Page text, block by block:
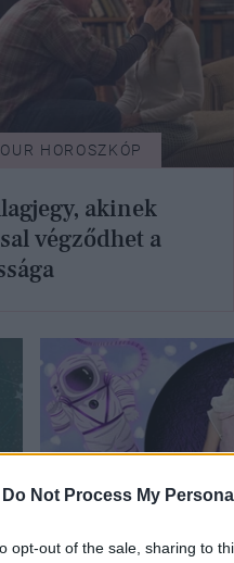
Do Not Process My
opt-out of the sale, sharing to
HOROSZKÓP
akinek
végződhet a